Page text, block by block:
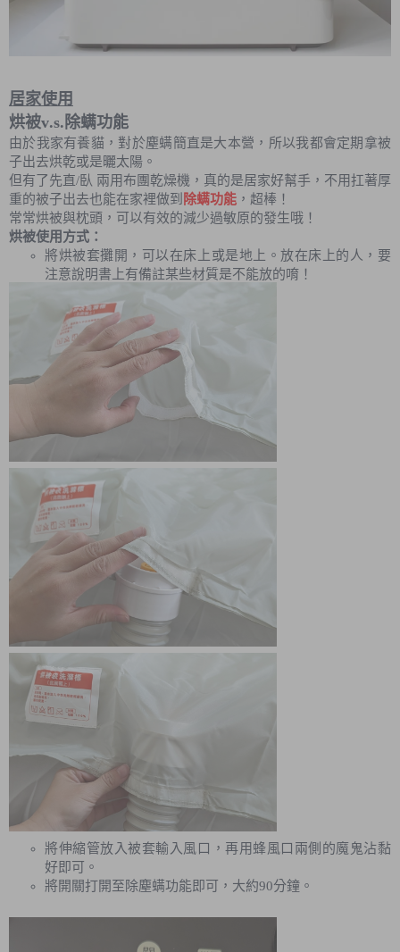
居家使用
烘被v.s.除螨功能
由於我家有養貓，對於塵螨簡直是大本營，所以我都會定期拿被
子出去烘乾或是曬太陽。
但有了先直/臥 兩用布團乾燥機，真的是居家好幫手，不用扛著厚
重的被子出去也能在家裡做到 除螨功能 ，超棒！
常常烘被與枕頭，可以有效的減少過敏原的發生哦！
烘被使用方式：
將烘被套攤開，可以在床上或是地上。放在床上的人，要
注意說明書上有備註某些材質是不能放的唷！
將伸縮管放入被套輸入風口，再用蜂風口兩側的魔鬼沾黏
好即可。
將開關打開至除塵螨功能即可，大約90分鐘。